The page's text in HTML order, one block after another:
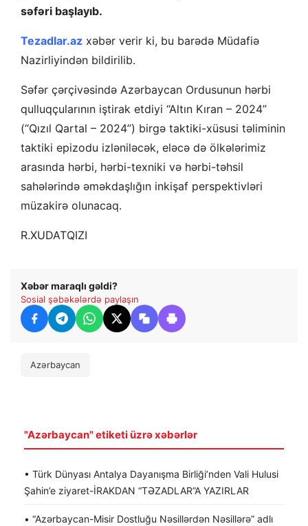
səfəri başlayıb.
Tezadlar.az xəbər verir ki, bu barədə Müdafiə
Nazirliyindən bildirilib.
Səfər çərçivəsində Azərbaycan Ordusunun hərbi
qulluqçularının iştirak etdiyi “Altın Kıran – 2024”
(“Qızıl Qartal – 2024”) birgə taktiki-xüsusi təliminin
taktiki epizodu izləniləcək, eləcə də ölkələrimiz
arasında hərbi, hərbi-texniki və hərbi-təhsil
sahələrində əməkdaşlığın inkişaf perspektivləri
müzakirə olunacaq.
R.XUDATQIZI
Xəbər maraqlı gəldi?
Sosial şəbəkələrdə paylaşın
Azərbaycan
"Azərbaycan" etiketi üzrə xəbərlər
• Türk Dünyası Antalya Dayanışma Birliği’nden Vali Hulusi
Şahin’e ziyaret-İRAKDAN “TƏZADLAR”A YAZIRLAR
• “Azərbaycan-Misir Dostluğu Nəsillərdən Nəsillərə” adlı